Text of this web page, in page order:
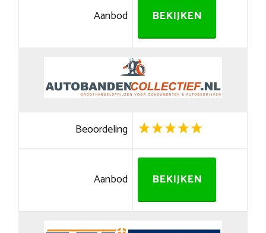
Aanbod BEKIJKEN
Beoordeling
Aanbod BEKIJKEN